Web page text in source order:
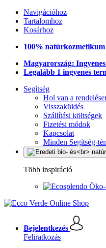
Navigációhoz
Tartalomhoz
Kosárhoz
100% natúrkozmetikum
Magyarország:
Legalább 1 ingyenes
Segítség
Hol van a
Visszaküldés
Szállítási költségek
Fizetési módok
Kapcsolat
Minden Segítség-
Több inspiráció
Öko-
Bejelentkezés
Feliratkozás